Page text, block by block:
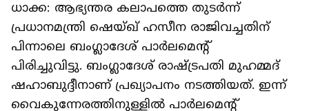
ധാക്ക: ആഭ്യന്തര കലാപത്തെ തുടര്‍ന്ന്
പ്രധാനമന്ത്രി ഷെയ്ഖ് ഹസീന രാജിവച്ചതിന്
പിന്നാലെ ബംഗ്ലാദേശ് പാര്‍ലമെന്‍റ്
പിരിച്ചുവിട്ടു. ബംഗ്ലാദേശ് രാഷ്ട്രപതി മുഹമ്മദ്
ഷഹാബുദ്ദീനാണ് പ്രഖ്യാപനം നടത്തിയത്. ഇന്ന്
വൈകുന്നേരത്തിനുള്ളില്‍ പാര്‍ലമെന്‍റ്